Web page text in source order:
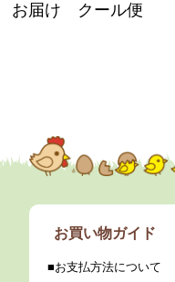
お届け クール便
お買い物ガイド
お支払方法について